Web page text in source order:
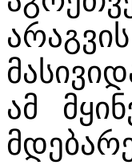
ამ